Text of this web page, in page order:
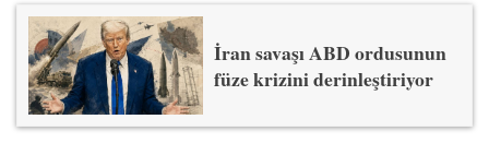
İran savaşı ABD ordusunun
füze krizini derinleştiriyor